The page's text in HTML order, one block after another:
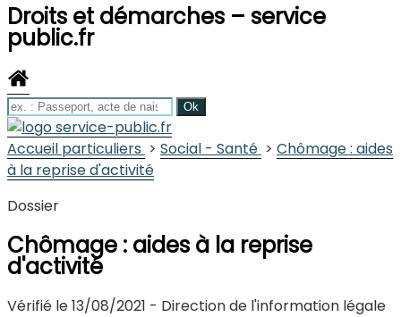
Site
officiel
la
Droits et démarches – service
public.fr
Accueil particuliers > Social - Santé > Chômage : aides
à la reprise d'activité
Dossier
Chômage : aides à la reprise
d'activité
Vérifié le 13/08/2021 - Direction de l'information légale